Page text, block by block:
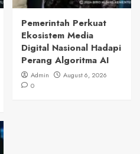
Pemerintah Perkuat
Ekosistem Media
Digital Nasional Hadapi
Perang Algoritma AI
Admin
August 6, 2026
0